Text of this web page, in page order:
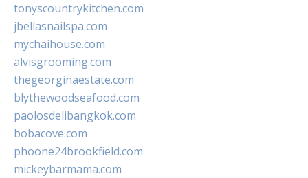
tonyscountrykitchen.com
jbellasnailspa.com
mychaihouse.com
alvisgrooming.com
thegeorginaestate.com
blythewoodseafood.com
paolosdelibangkok.com
bobacove.com
phoone24brookfield.com
mickeybarmama.com